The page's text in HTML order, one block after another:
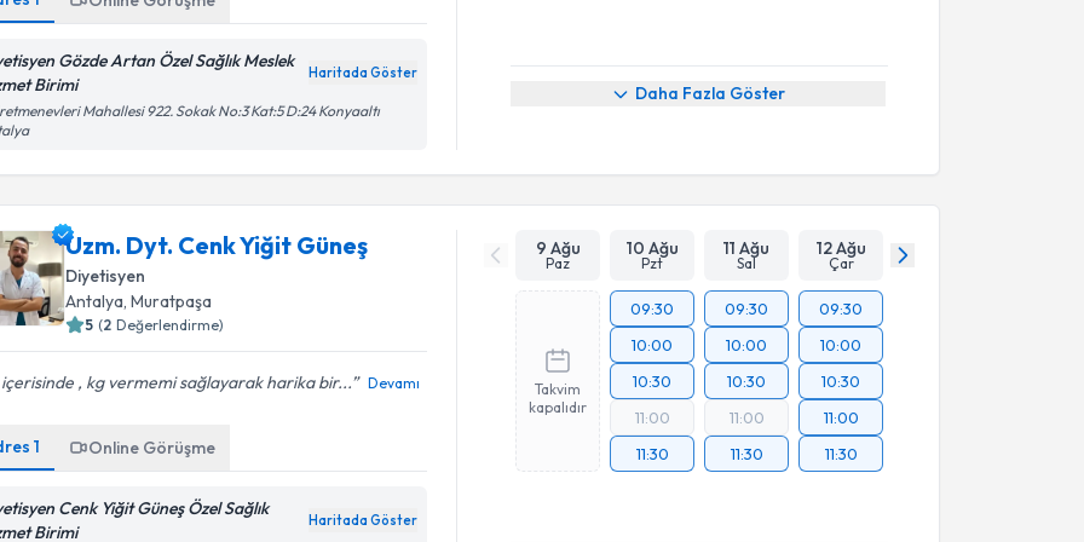
Gözde Artan Özel Sağlık Meslek
Birimi
Haritada Göster
Mahallesi 922. Sokak No:3 Kat:5 D:24 Konyaaltı
Daha Fazla Göster
Uzm. Dyt. Cenk Yiğit Güneş
Diyetisyen
Antalya, Muratpaşa
5 (2 Değerlendirme)
, kg vermemi sağlayarak harika bir... Devamı
1 Online Görüşme
Cenk Yiğit Güneş Özel Sağlık
Birimi
Haritada Göster
9 Ağu
Paz
10 Ağu
Pzt
11 Ağu
Sal
12 Ağu
Çar
Takvim
kapalıdır
09:30
10:00
10:30
11:00
11:30
09:30
10:00
10:30
11:00
11:30
09:30
10:00
10:30
11:00
11:30